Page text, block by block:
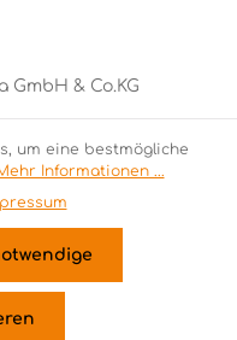
GmbH & Co.KG
um eine bestmögliche
Informationen ...